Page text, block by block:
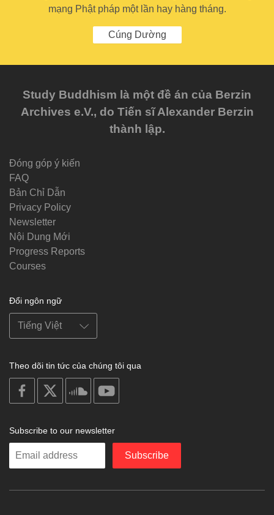
mạng Phật pháp một lần hay hàng tháng.
Cúng Dường
Study Buddhism là một đề án của Berzin
Archives e.V., do Tiến sĩ Alexander Berzin
thành lập.
Đóng góp ý kiến
FAQ
Bản Chỉ Dẫn
Privacy Policy
Newsletter
Nội Dung Mới
Progress Reports
Courses
Đổi ngôn ngữ
Theo dõi tin tức của chúng tôi qua
on
facebook
soundcloud
Subscribe to our newsletter
Enter
Subscribe